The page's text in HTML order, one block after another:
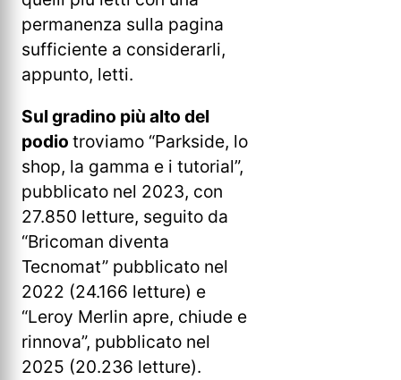
permanenza sulla pagina
sufficiente a considerarli,
appunto, letti.
Sul gradino più alto del
podio troviamo “Parkside, lo
shop, la gamma e i tutorial”,
pubblicato nel 2023, con
27.850 letture, seguito da
“Bricoman diventa
Tecnomat” pubblicato nel
2022 (24.166 letture) e
“Leroy Merlin apre, chiude e
rinnova”, pubblicato nel
2025 (20.236 letture).